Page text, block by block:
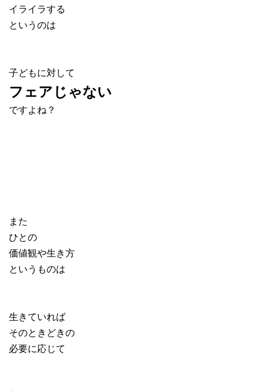
イライラする
というのは
子どもに対して
フェアじゃない
ですよね？
また
ひとの
価値観や生き方
というものは
生きていれば
そのときどきの
必要に応じて